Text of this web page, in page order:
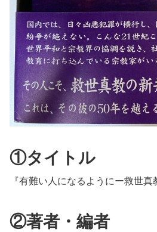
①タイトル
『有難い人になるようにー救世真
②著者・編者